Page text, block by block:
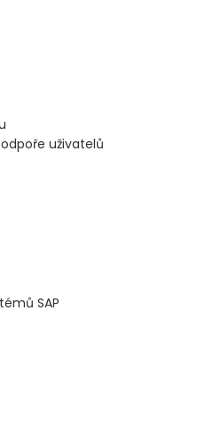
uživatelů
SAP